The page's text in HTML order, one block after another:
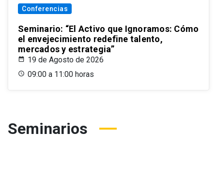
Conferencias
Seminario: “El Activo que Ignoramos: Cómo
el envejecimiento redefine talento,
mercados y estrategia”
19 de Agosto de 2026
09:00 a 11:00 horas
Seminarios